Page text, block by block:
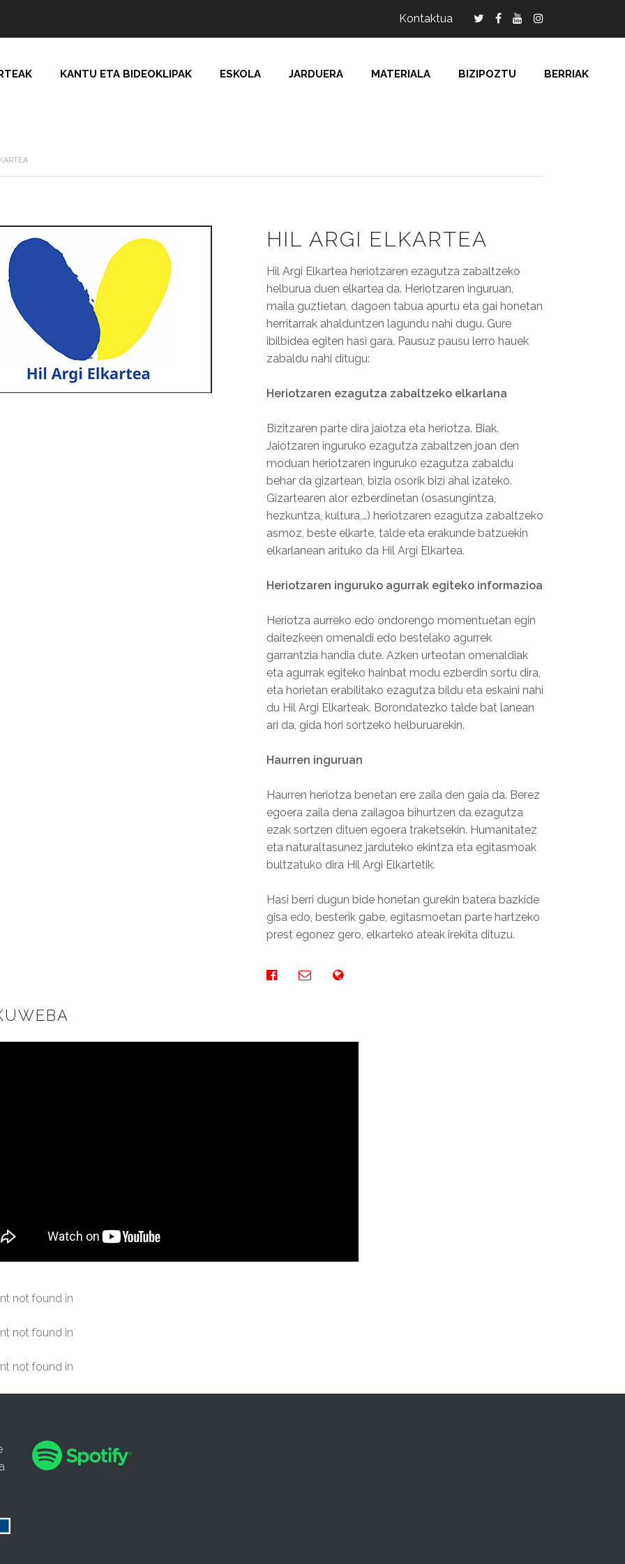
Kontaktua
KANTU ETA BIDEOKLIPAK ESKOLA JARDUERA MATERIALA BIZIPOZTU BERRIAK
HIL ARGI ELKARTEA
Hil Argi Elkartea heriotzaren ezagutza zabaltzeko
helburua duen elkartea da. Heriotzaren inguruan,
maila guztietan, dagoen tabua apurtu eta gai honetan
herritarrak ahalduntzen lagundu nahi dugu. Gure
ibilbidea egiten hasi gara. Pausuz pausu lerro hauek
zabaldu nahi ditugu:
Heriotzaren ezagutza zabaltzeko elkarlana
Bizitzaren parte dira jaiotza eta heriotza. Biak.
Jaiotzaren inguruko ezagutza zabaltzen joan den
moduan heriotzaren inguruko ezagutza zabaldu
behar da gizartean, bizia osorik bizi ahal izateko.
Gizartearen alor ezberdinetan (osasungintza,
hezkuntza, kultura,…) heriotzaren ezagutza zabaltzeko
asmoz, beste elkarte, talde eta erakunde batzuekin
elkarlanean arituko da Hil Argi Elkartea.
Heriotzaren inguruko agurrak egiteko informazioa
Heriotza aurreko edo ondorengo momentuetan egin
daitezkeen omenaldi edo bestelako agurrek
garrantzia handia dute. Azken urteotan omenaldiak
eta agurrak egiteko hainbat modu ezberdin sortu dira,
eta horietan erabilitako ezagutza bildu eta eskaini nahi
du Hil Argi Elkarteak. Borondatezko talde bat lanean
ari da, gida hori sortzeko helburuarekin.
Haurren inguruan
Haurren heriotza benetan ere zaila den gaia da. Berez
egoera zaila dena zailagoa bihurtzen da ezagutza
ezak sortzen dituen egoera traketsekin. Humanitatez
eta naturaltasunez jarduteko ekintza eta egitasmoak
bultzatuko dira Hil Argi Elkartetik.
Hasi berri dugun bide honetan gurekin batera bazkide
gisa edo, besterik gabe, egitasmoetan parte hartzeko
prest egonez gero, elkarteko ateak irekita dituzu.
not found in
not found in
not found in